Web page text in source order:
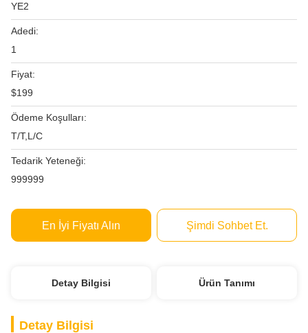
YE2
Adedi:
1
Fiyat:
$199
Ödeme Koşulları:
T/T,L/C
Tedarik Yeteneği:
999999
En İyi Fiyatı Alın Şimdi Sohbet Et.
Detay Bilgisi Ürün Tanımı
Detay Bilgisi